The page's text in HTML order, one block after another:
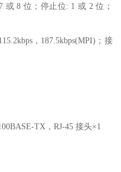
或 8 位；停止位: 1 或 2 位；
，187.5kbps(MPI)；接
TX，RJ-45 接头×1